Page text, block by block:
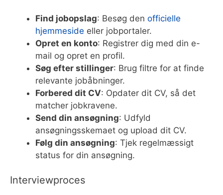
Find jobopslag: Besøg den officielle
hjemmeside eller jobportaler.
Opret en konto: Registrer dig med din e-
mail og opret en profil.
Søg efter stillinger: Brug filtre for at finde
relevante jobåbninger.
Forbered dit CV: Opdater dit CV, så det
matcher jobkravene.
Send din ansøgning: Udfyld
ansøgningsskemaet og upload dit CV.
Følg din ansøgning: Tjek regelmæssigt
status for din ansøgning.
Interviewproces